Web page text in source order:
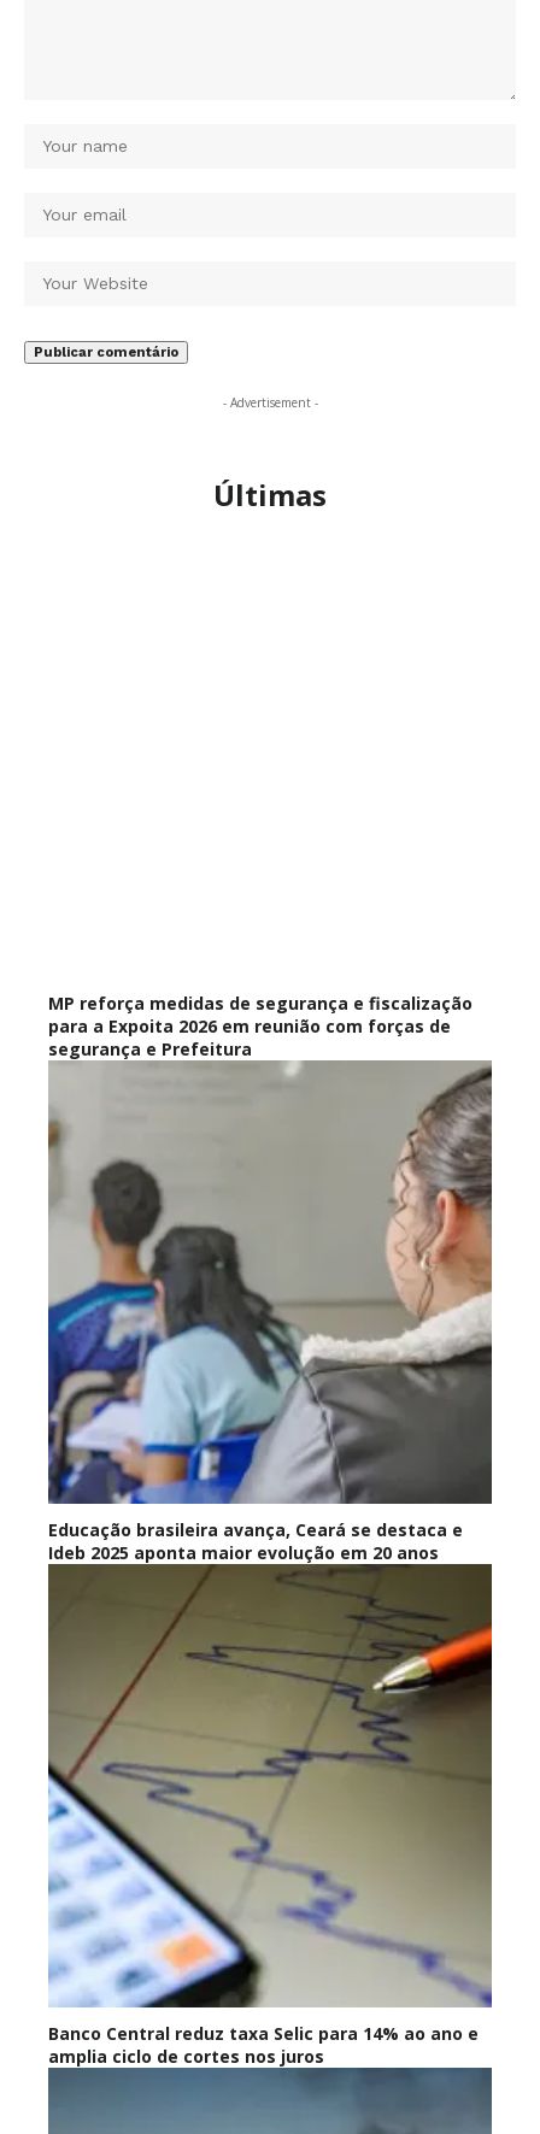
- Advertisement -
Últimas
MP reforça medidas de segurança e fiscalização
para a Expoita 2026 em reunião com forças de
segurança e Prefeitura
Educação brasileira avança, Ceará se destaca e
Ideb 2025 aponta maior evolução em 20 anos
Banco Central reduz taxa Selic para 14% ao ano e
amplia ciclo de cortes nos juros